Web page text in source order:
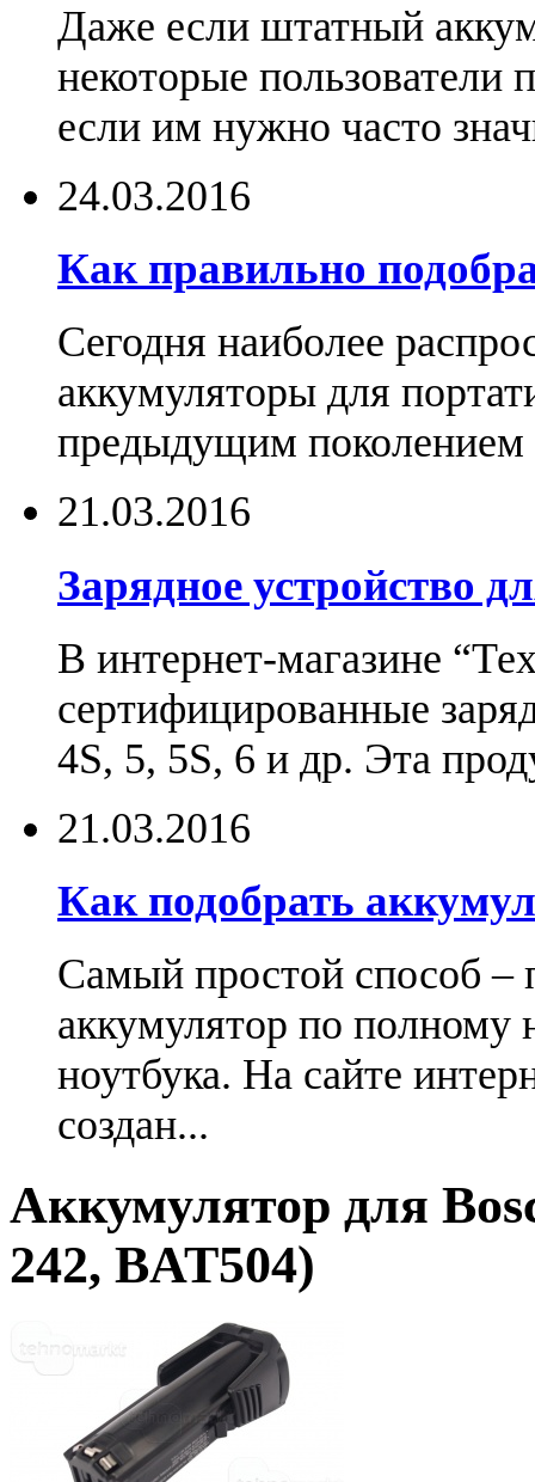
Даже если штатный
некоторые пользователи
если им нужно часто
24.03.2016
Как правильно
Сегодня наиболее
аккумуляторы для
предыдущим поколением
21.03.2016
Зарядное устройство
В интернет-магазине
сертифицированные
4S, 5, 5S, 6 и др. Эта
21.03.2016
Как подобрать
Самый простой способ –
аккумулятор по
ноутбука. На сайте
создан...
Аккумулятор для
242, BAT504)